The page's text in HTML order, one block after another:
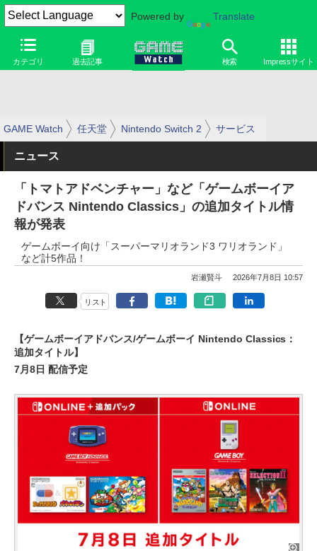
Powered by Translate
カテゴリ 過去記事 検索 Impressサイト
GAME Watch 任天堂 Nintendo Switch 2 サービス
ニュース
「トマトアドベンチャー」など「ゲームボーイア
ドバンス Nintendo Classics」の追加タイトル情
報が発表
ゲームボーイ向け「スーパーマリオランド3 ワリオランド」
など計5作品！
岩瀬賢斗 2026年7月8日 10:57
リスト
【ゲームボーイアドバンス/ゲームボーイ Nintendo Classics：
追加タイトル】
7月8日 配信予定